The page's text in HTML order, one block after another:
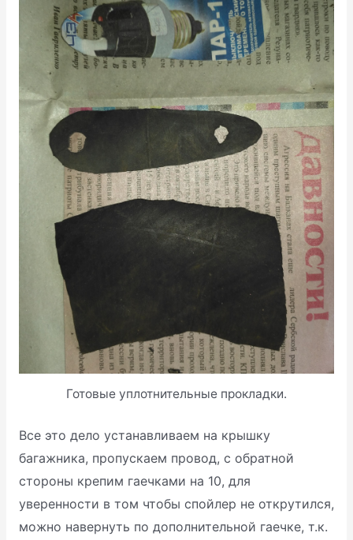
Готовые уплотнительные прокладки.
Все это дело устанавливаем на крышку
багажника, пропускаем провод, с обратной
стороны крепим гаечками на 10, для
уверенности в том чтобы спойлер не открутился,
можно навернуть по дополнительной гаечке, т.к.